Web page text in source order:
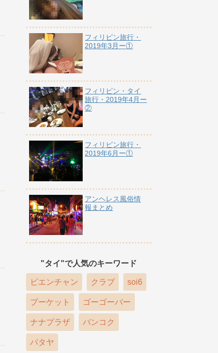
フィリピン旅行・
2019年3月ー①
フィリピン・タイ
旅行・2019年4月ー
②
フィリピン旅行・
2019年6月ー①
アンヘレス風俗情
報まとめ
"タイ"で人気のキーワード
ビエンチャン クラブ soi6
プーケット ゴーゴーバー
ナナプラザ バンコク
パタヤ